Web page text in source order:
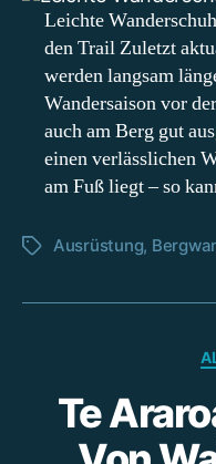
Leichte
den Trail Zuletzt
werden langsam
Wandersaison vor
auch am Berg gut
einen verlässlichen
am Fuß liegt – so
Schlagwörter
Ausrüstung,
Te